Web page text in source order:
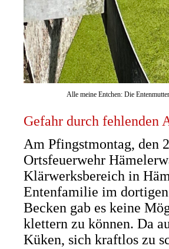
Alle meine Entchen: Die
Gefahr durch fehlenden
Am Pfingstmontag, den
Ortsfeuerwehr
Klärwerksbereich in
Entenfamilie im
Becken gab es keine
klettern zu können. Da
Küken, sich kraftlos zu